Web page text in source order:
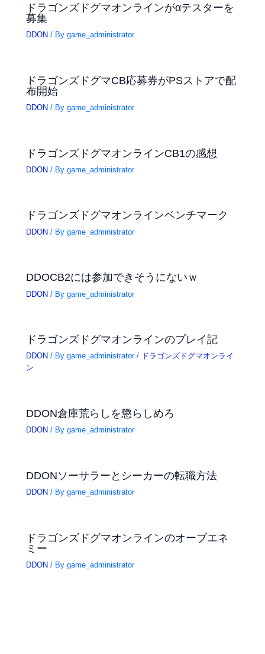
ドラゴンズドグマオンラインがαテスターを
募集
DDON / Bygame_administrator
ドラゴンズドグマCB応募券がPSストアで配
布開始
DDON / Bygame_administrator
ドラゴンズドグマオンラインCB1の感想
DDON / Bygame_administrator
ドラゴンズドグマオンラインベンチマーク
DDON / Bygame_administrator
DDOCB2には参加できそうにないｗ
DDON / Bygame_administrator
ドラゴンズドグマオンラインのプレイ記
DDON / Bygame_administrator/ ドラゴンズドグマオンライ
ン
DDON倉庫荒らしを懲らしめろ
DDON / Bygame_administrator
DDONソーサラーとシーカーの転職方法
DDON / Bygame_administrator
ドラゴンズドグマオンラインのオーブエネ
ミー
DDON / Bygame_administrator